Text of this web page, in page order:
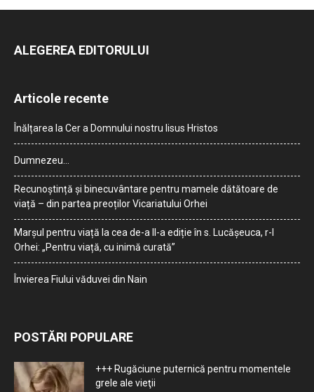
ALEGEREA EDITORULUI
Articole recente
Înălțarea la Cer a Domnului nostru Iisus Hristos
Dumnezeu…
Recunoștință și binecuvântare pentru mamele dătătoare de
viață – din partea preoților Vicariatului Orhei
Marșul pentru viață la cea de-a II-a ediție în s. Lucășeuca, r-l
Orhei: „Pentru viață, cu inimă curată”
Învierea Fiului văduvei din Nain
POSTĂRI POPULARE
+++ Rugăciune puternică pentru momentele
grele ale vieţii